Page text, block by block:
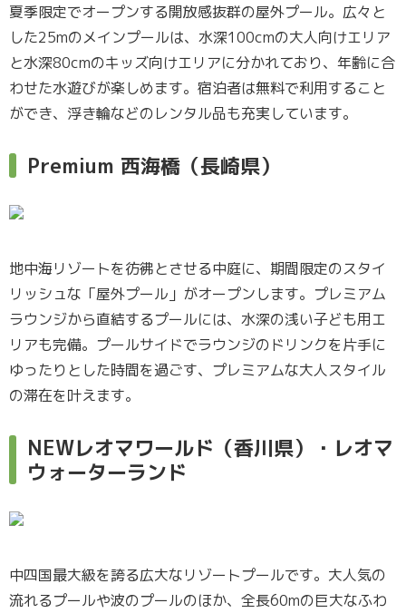
夏季限定でオープンする開放感抜群の屋外プール。広々と
した25mのメインプールは、水深100cmの大人向けエリア
と水深80cmのキッズ向けエリアに分かれており、年齢に合
わせた水遊びが楽しめます。宿泊者は無料で利用すること
ができ、浮き輪などのレンタル品も充実しています。
Premium 西海橋（長崎県）
地中海リゾートを彷彿とさせる中庭に、期間限定のスタイ
リッシュな「屋外プール」がオープンします。プレミアム
ラウンジから直結するプールには、水深の浅い子ども用エ
リアも完備。プールサイドでラウンジのドリンクを片手に
ゆったりとした時間を過ごす、プレミアムな大人スタイル
の滞在を叶えます。
NEWレオマワールド（香川県）・レオマ
ウォーターランド
中四国最大級を誇る広大なリゾートプールです。大人気の
流れるプールや波のプールのほか、全長60mの巨大なふわ